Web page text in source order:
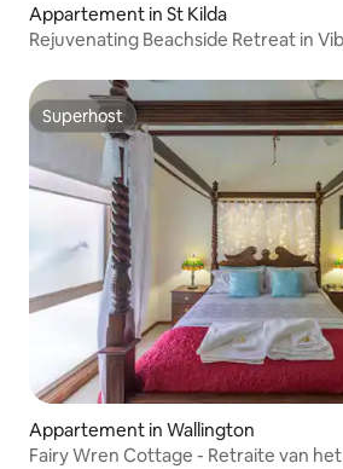
Appartement in St Kilda
Rejuvenating Beachside Retreat in
Superhost
Superhost
Appartement in Wallington
Fairy Wren Cottage - Retraite van